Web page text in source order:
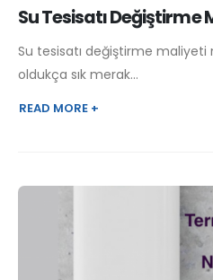
Su Tesisatı Değiştirme
Su tesisatı değiştirme
oldukça sık merak...
READ MORE +